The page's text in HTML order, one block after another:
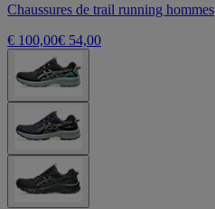
Chaussures de trail running hommes
€ 100,00€ 54,00